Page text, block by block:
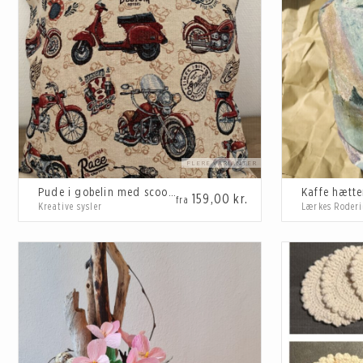
der er skabt med indlevelse og kærlighed, både i valg af
hjemmet, er du sikker på at skabe et helt unikt præg, og at dit
Emneord: Boligindretning, hjemmedekoration,
Pude i gobelin med scooter og motorcykel str. 50 x 50 cm
fra 159,00 kr.
Kreative sysler
Kaffe
Lærkes